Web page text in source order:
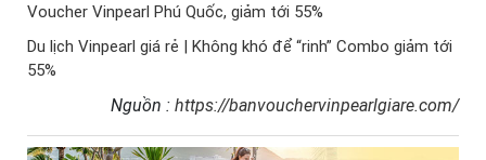
Voucher Vinpearl Phú Quốc, giảm tới 55%
Du lịch Vinpearl giá rẻ | Không khó để “rinh” Combo giảm tới
55%
Nguồn : https://banvouchervinpearlgiare.com/